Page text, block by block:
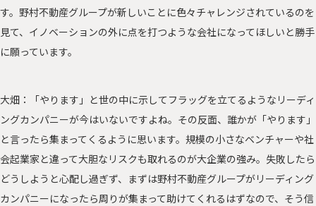
す。野村不動産グループが新しいことに色々チャレンジされているのを
見て、イノベーションの外に点を打つような会社になってほしいと勝手
に願っています。
大畑：「やります」と世の中に示してフラッグを立てるようなリーディ
ングカンパニーが今はいないですよね。その反面、誰かが「やります」
と言ったら集まってくるように思います。規模の小さなベンチャーや社
会起業家と違って大胆なリスクも取れるのが大企業の強み。失敗したら
どうしようと心配し過ぎず、まずは野村不動産グループがリーディング
カンパニーになったら周りが集まって助けてくれるはずなので、そう信